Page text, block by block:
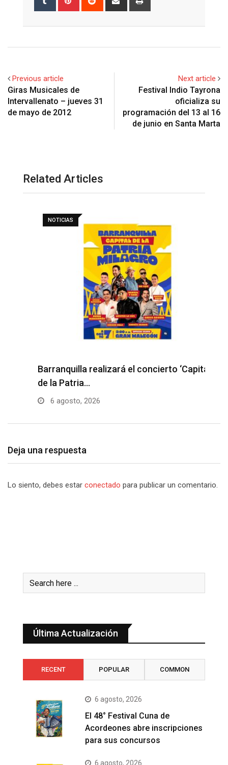
Previous article
Giras Musicales de
Intervallenato – jueves 31
de mayo de 2012
Next article
Festival Indio Tayrona
oficializa su
programación del 13 al 16
de junio en Santa Marta
Related Articles
NOTICIAS
Barranquilla realizará el concierto ‘Capital
de la Patria…
6 agosto, 2026
Deja una respuesta
Lo siento, debes estar conectado para publicar un comentario.
Última Actualización
RECENT POPULAR COMMON
6 agosto, 2026
El 48° Festival Cuna de
Acordeones abre inscripciones
para sus concursos
6 agosto, 2026